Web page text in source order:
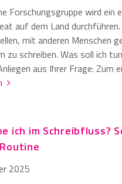
Forschungsgruppe wird ein
auf dem Land
mit anderen Menschen
zu schreiben. Was soll ich
aus Ihrer Frage: Zum
ich im Schreibfluss?
2025